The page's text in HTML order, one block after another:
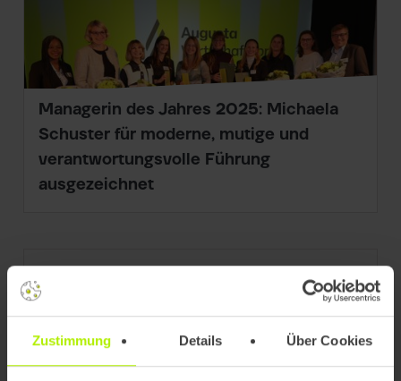
Zustimmung Details Über Cookies
Managerin des Jahres 2025: Michaela
Schuster für moderne, mutige und
verantwortungsvolle Führung
ausgezeichnet